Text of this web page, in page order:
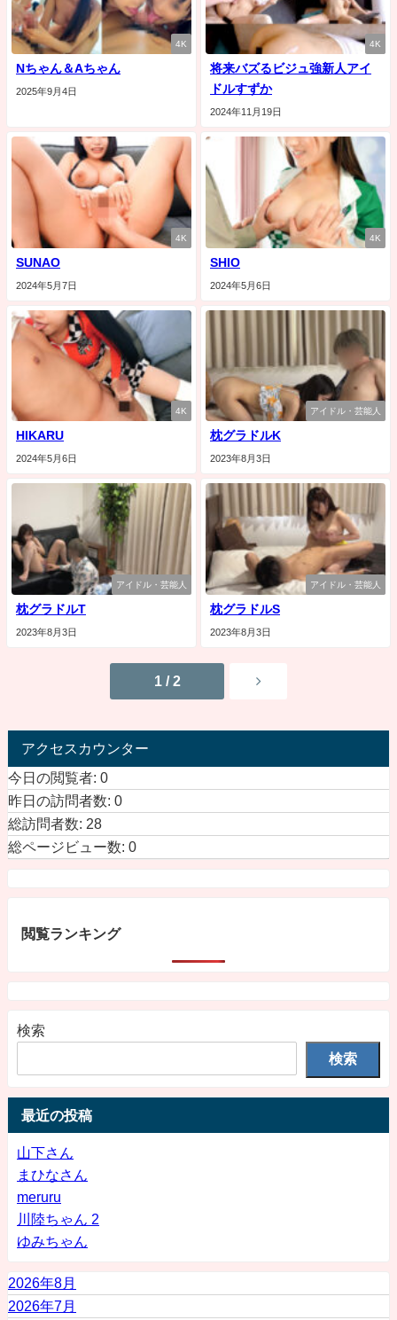
4K
Nちゃん＆Aちゃん
2025年9月4日
4K
将来バズるビジュ強新人アイ
ドルすずか
2024年11月19日
4K
SUNAO
2024年5月7日
4K
SHIO
2024年5月6日
4K
HIKARU
2024年5月6日
アイドル・芸能人
枕グラドルK
2023年8月3日
アイドル・芸能人
枕グラドルT
2023年8月3日
アイドル・芸能人
枕グラドルS
2023年8月3日
1 / 2
アクセスカウンター
今日の閲覧者: 0
昨日の訪問者数: 0
総訪問者数: 28
総ページビュー数: 0
閲覧ランキング
検索
検索
最近の投稿
山下さん
まひなさん
meruru
川陸ちゃん 2
ゆみちゃん
2026年8月
2026年7月